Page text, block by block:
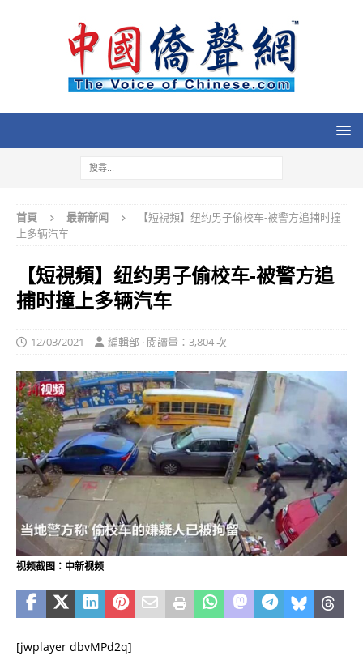
首頁 最新新闻
【短視頻】纽约男子偷校车-被警方追捕时撞
上多辆汽车
【短視頻】纽约男子偷校车-被警方追
捕时撞上多辆汽车
12/03/2021 編輯部 · 閱讀量：3,804 次
视频截图：中新视频
[jwplayer dbvMPd2q]